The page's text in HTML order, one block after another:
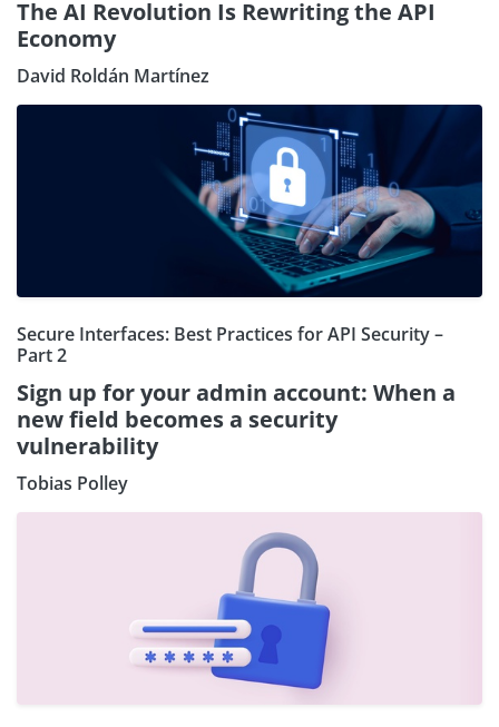
The AI Revolution Is Rewriting the API
Economy
David Roldán Martínez
Secure Interfaces: Best Practices for API Security –
Part 2
Sign up for your admin account: When a
new field becomes a security
vulnerability
Tobias Polley